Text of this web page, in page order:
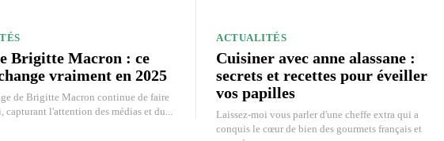
Brigitte Macron : ce
vraiment en 2025
de Brigitte Macron continue de faire
capturant l'attention des médias et du...
ACTUALITÉS
Cuisiner avec anne alassane :
secrets et recettes pour éveiller
vos papilles
Laissez-moi vous parler d'une cheffe extra qui a
conquis le cœur de bien des gourmets français et